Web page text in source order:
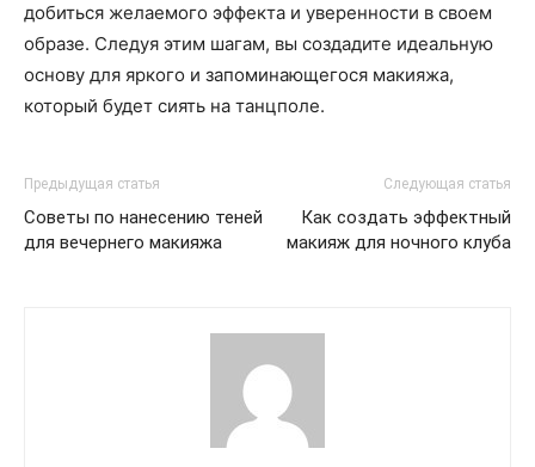
добиться желаемого эффекта и уверенности в своем
образе. Следуя этим шагам, вы создадите идеальную
основу для яркого и запоминающегося макияжа,
который будет сиять на танцполе.
Предыдущая статья
Советы по нанесению теней
для вечернего макияжа
Следующая статья
Как создать эффектный
макияж для ночного клуба